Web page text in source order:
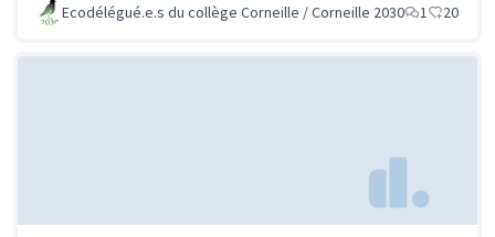
Ecodélégué.e.s du collège Corneille / Corneille 2030 1 20